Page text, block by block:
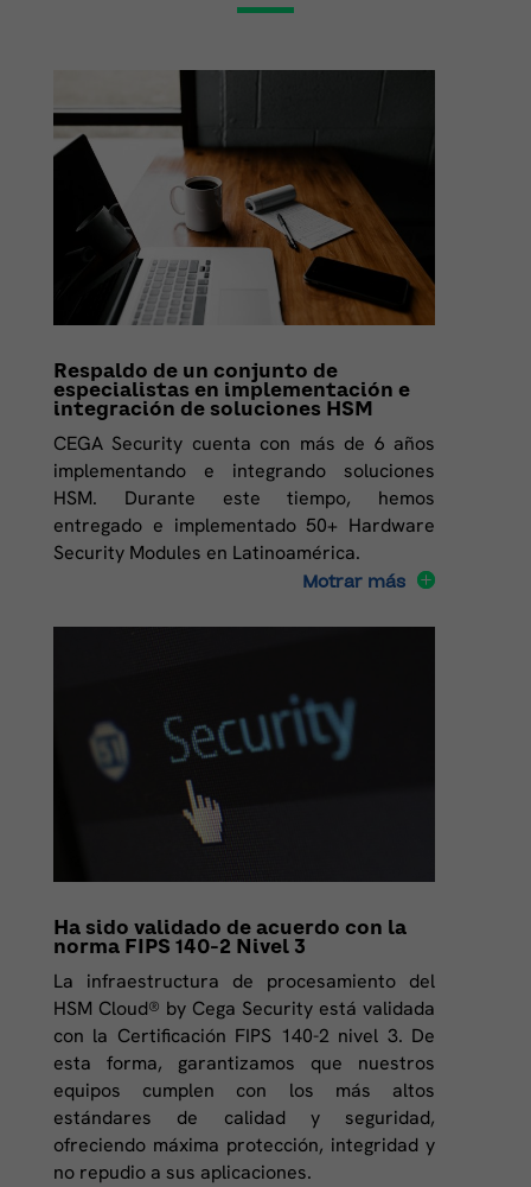
Respaldo de un conjunto de
especialistas en implementación e
integración de soluciones HSM
CEGA Security cuenta con más de 6 años
implementando e integrando soluciones
HSM. Durante este tiempo, hemos
entregado e implementado 50+ Hardware
Security Modules en Latinoamérica.
Motrar más
Ha sido validado de acuerdo con la
norma FIPS 140-2 Nivel 3
La infraestructura de procesamiento del
HSM Cloud® by Cega Security está validada
con la Certificación FIPS 140-2 nivel 3. De
esta forma, garantizamos que nuestros
equipos cumplen con los más altos
estándares de calidad y seguridad,
ofreciendo máxima protección, integridad y
no repudio a sus aplicaciones.